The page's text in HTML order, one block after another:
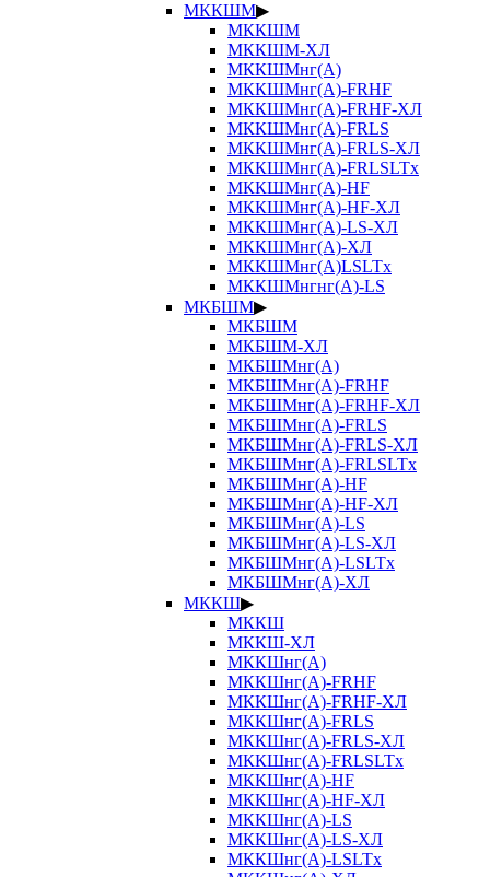
МККШМ▶
МККШМ
МККШМ-ХЛ
МККШМнг(А)
МККШМнг(А)-FRHF
МККШМнг(А)-FRHF-ХЛ
МККШМнг(А)-FRLS
МККШМнг(А)-FRLS-ХЛ
МККШМнг(А)-FRLSLTx
МККШМнг(А)-HF
МККШМнг(А)-HF-ХЛ
МККШМнг(А)-LS-ХЛ
МККШМнг(А)-ХЛ
МККШМнг(А)LSLTx
МККШМнгнг(А)-LS
МКБШМ▶
МКБШМ
МКБШМ-ХЛ
МКБШМнг(А)
МКБШМнг(А)-FRHF
МКБШМнг(А)-FRHF-ХЛ
МКБШМнг(А)-FRLS
МКБШМнг(А)-FRLS-ХЛ
МКБШМнг(А)-FRLSLTx
МКБШМнг(А)-HF
МКБШМнг(А)-HF-ХЛ
МКБШМнг(А)-LS
МКБШМнг(А)-LS-ХЛ
МКБШМнг(А)-LSLTx
МКБШМнг(А)-ХЛ
МККШ▶
МККШ
МККШ-ХЛ
МККШнг(А)
МККШнг(А)-FRHF
МККШнг(А)-FRHF-ХЛ
МККШнг(А)-FRLS
МККШнг(А)-FRLS-ХЛ
МККШнг(А)-FRLSLTx
МККШнг(А)-HF
МККШнг(А)-HF-ХЛ
МККШнг(А)-LS
МККШнг(А)-LS-ХЛ
МККШнг(А)-LSLTx